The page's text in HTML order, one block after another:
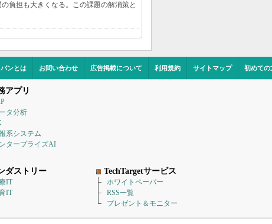
負担も大きくなる。この課題の解消策と
ンとは お問い合わせ 広告掲載について 利用規約 サイトマップ 初めての
アプリ
タ分析
系システム
タープライズAI
ダストリー
IT
IT
TechTargetサービス
ホワイトペーパー
RSS一覧
プレゼント＆モニター